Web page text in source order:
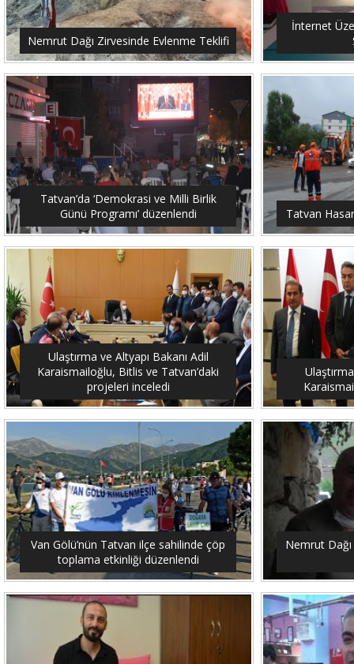
Nemrut Dağı Zirvesinde Evlenme Teklifi
İnternet
Tatvan’da ‘Demokrasi ve Milli Birlik
Günü Programı’ düzenlendi
Tatvan Hasar
Ulaştırma ve Altyapı Bakanı Adil
Karaismailoğlu, Bitlis ve Tatvan’daki
projeleri inceledi
Van Gölü’nün Tatvan ilçe sahilinde çöp
toplama etkinliği düzenlendi
Nemrut